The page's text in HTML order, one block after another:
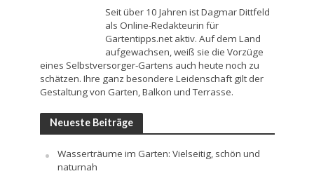
Seit über 10 Jahren ist Dagmar Dittfeld
als Online-Redakteurin für
Gartentipps.net aktiv. Auf dem Land
aufgewachsen, weiß sie die Vorzüge
eines Selbstversorger-Gartens auch heute noch zu
schätzen. Ihre ganz besondere Leidenschaft gilt der
Gestaltung von Garten, Balkon und Terrasse.
Neueste Beiträge
Wasserträume im Garten: Vielseitig, schön und
naturnah